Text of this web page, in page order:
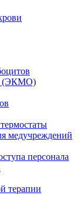
(ЭКМО)
медучреждений
персонала
терапии